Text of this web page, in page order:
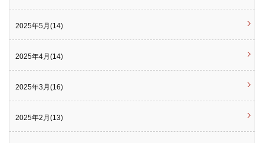
2025年5月(14)
2025年4月(14)
2025年3月(16)
2025年2月(13)